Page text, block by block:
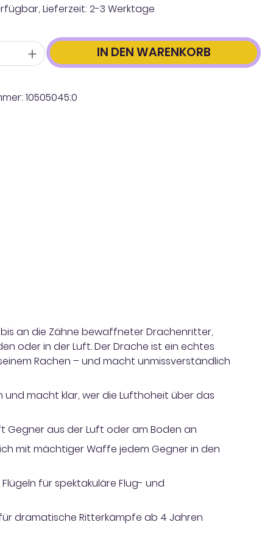
Lieferzeit: 2-3 Werktage
IN DEN WARENKORB
10505045;0
an die Zähne bewaffneter Drachenritter,
oder in der Luft. Der Drache ist ein echtes
Rachen – und macht unmissverständlich
macht klar, wer die Lufthoheit über das
aus der Luft oder am Boden an
mit mächtiger Waffe jedem Gegner in den
für spektakuläre Flug- und
dramatische Ritterkämpfe ab 4 Jahren